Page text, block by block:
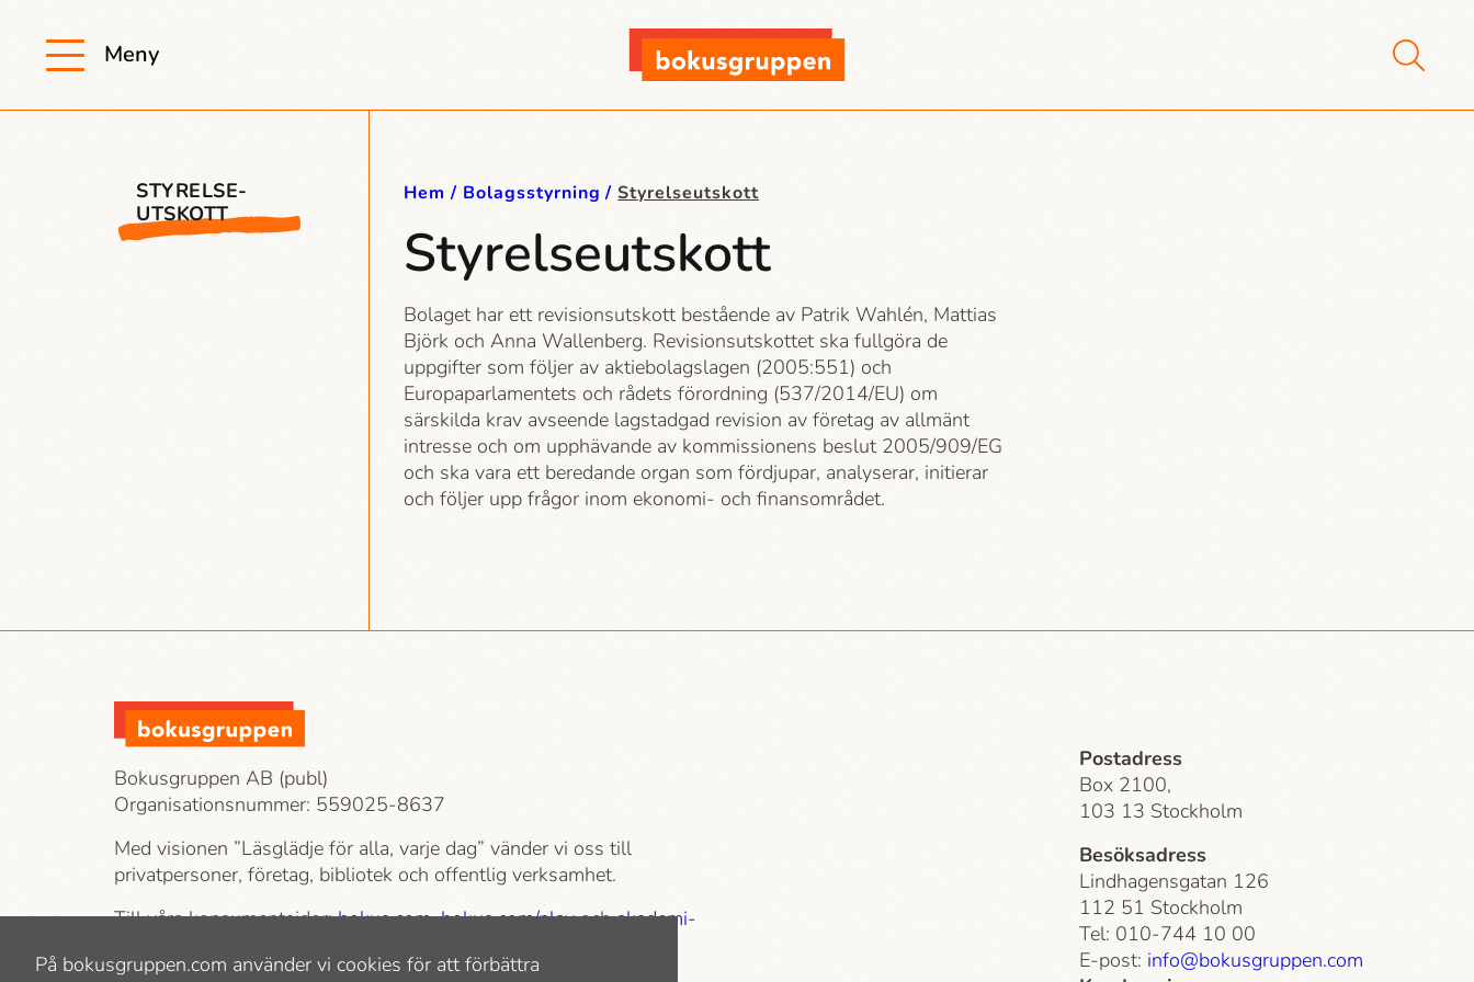
Meny
STYRELSE-
UTSKOTT
Hem Bolagsstyrning Styrelseutskott
Styrelseutskott
Bolaget har ett revisionsutskott bestående av Patrik Wahlén, Mattias
Björk och Anna Wallenberg. Revisionsutskottet ska fullgöra de
uppgifter som följer av aktiebolagslagen (2005:551) och
Europaparlamentets och rådets förordning (537/2014/EU) om
särskilda krav avseende lagstadgad revision av företag av allmänt
intresse och om upphävande av kommissionens beslut 2005/909/EG
och ska vara ett beredande organ som fördjupar, analyserar, initierar
och följer upp frågor inom ekonomi- och finansområdet.
Bokusgruppen AB (publ)
Organisationsnummer: 559025-8637
Med visionen ”Läsglädje för alla, varje dag” vänder vi oss till
privatpersoner, företag, bibliotek och offentlig verksamhet.
Till våra konsumentsidor:bokus.com,bokus.com/playochakademi­
Postadress
Box 2100,
103 13 Stockholm
Besöksadress
Lindhagensgatan 126
112 51 Stockholm
Tel: 010-744 10 00
E-post: info@bokusgruppen.com
På bokusgruppen.com använder vi cookies för att förbättra